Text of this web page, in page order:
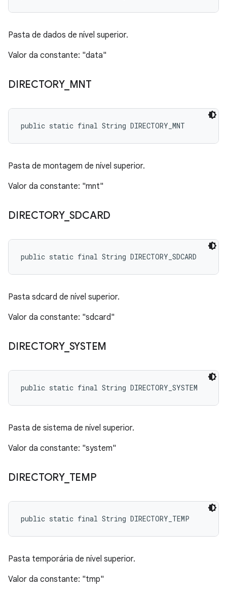
Pasta de dados de nível superior.
Valor da constante: "data"
DIRECTORY_ MNT
public static final String DIRECTORY_MNT
Pasta de montagem de nível superior.
Valor da constante: "mnt"
DIRECTORY_ SDCARD
public static final String DIRECTORY_SDCARD
Pasta sdcard de nível superior.
Valor da constante: "sdcard"
DIRECTORY_ SYSTEM
public static final String DIRECTORY_SYSTEM
Pasta de sistema de nível superior.
Valor da constante: "system"
DIRECTORY_ TEMP
public static final String DIRECTORY_TEMP
Pasta temporária de nível superior.
Valor da constante: "tmp"